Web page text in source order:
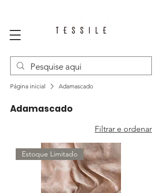
Página inicial Adamascado
Adamascado
Filtrar e ordenar
Estoque Limitado